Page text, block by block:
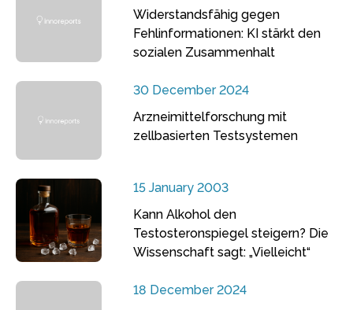
Widerstandsfähig gegen
Fehlinformationen: KI stärkt den
sozialen Zusammenhalt
30 December 2024
Arzneimittelforschung mit
zellbasierten Testsystemen
15 January 2003
Kann Alkohol den
Testosteronspiegel steigern? Die
Wissenschaft sagt: „Vielleicht“
18 December 2024